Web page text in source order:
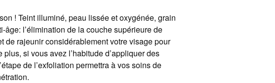
! Teint illuminé, peau lissée et oxygénée, grain
âge: l’élimination de la couche supérieure de
de rajeunir considérablement votre visage pour
si vous avez l’habitude d’appliquer des
de l’exfoliation permettra à vos soins de